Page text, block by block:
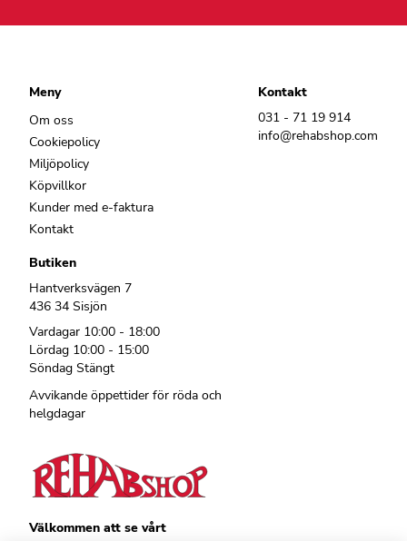
Meny
Om oss
Cookiepolicy
Miljöpolicy
Köpvillkor
Kunder med e-faktura
Kontakt
Kontakt
031 - 71 19 914
info@rehabshop.com
Butiken
Hantverksvägen 7
436 34 Sisjön
Vardagar 10:00 - 18:00
Lördag 10:00 - 15:00
Söndag Stängt
Avvikande öppettider för röda och
helgdagar
Välkommen att se vårt